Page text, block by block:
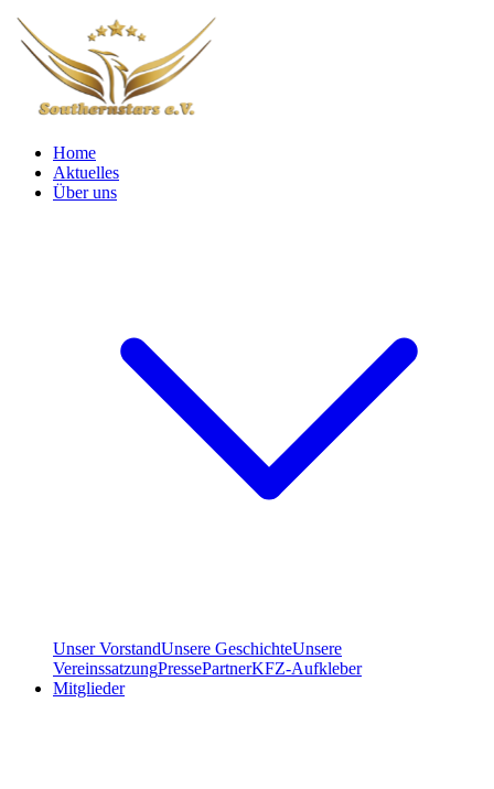
Home
Aktuelles
Über uns
Unser VorstandUnsere GeschichteUnsere
VereinssatzungPressePartnerKFZ-Aufkleber
Mitglieder